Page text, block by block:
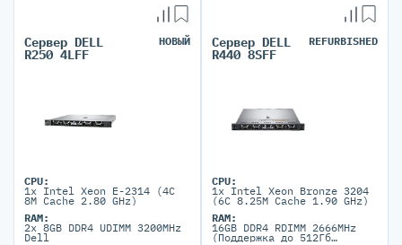
Сервер DELL
R250 4LFF
НОВЫЙ
CPU:
1x Intel Xeon E-2314 (4C
8M Cache 2.80 GHz)
RAM:
2x 8GB DDR4 UDIMM 3200MHz
Dell
Сервер DELL
R440 8SFF
REFURBISHED
CPU:
1x Intel Xeon Bronze 3204
(6C 8.25M Cache 1.90 GHz)
RAM:
16GB DDR4 RDIMM 2666MHz
(Поддержка до 512Гб